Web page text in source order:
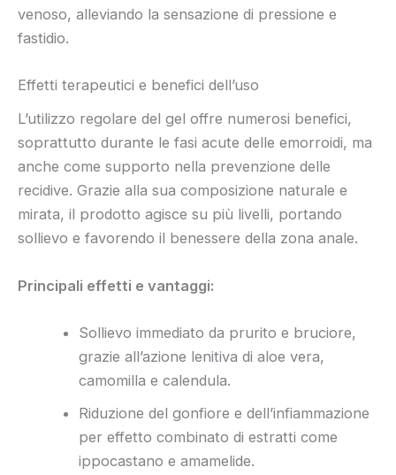
venoso, alleviando la sensazione di pressione e
fastidio.
Effetti terapeutici e benefici dell’uso
L’utilizzo regolare del gel offre numerosi benefici,
soprattutto durante le fasi acute delle emorroidi, ma
anche come supporto nella prevenzione delle
recidive. Grazie alla sua composizione naturale e
mirata, il prodotto agisce su più livelli, portando
sollievo e favorendo il benessere della zona anale.
Principali effetti e vantaggi:
Sollievo immediato da prurito e bruciore,
grazie all’azione lenitiva di aloe vera,
camomilla e calendula.
Riduzione del gonfiore e dell’infiammazione
per effetto combinato di estratti come
ippocastano e amamelide.